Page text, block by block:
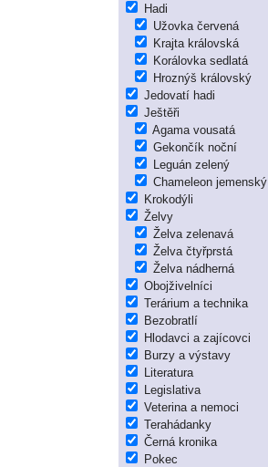
Hadi
Užovka červená
Krajta královská
Korálovka sedlatá
Hroznýš královský
Jedovatí hadi
Ještěři
Agama vousatá
Gekončík noční
Leguán zelený
Chameleon jemenský
Krokodýli
Želvy
Želva zelenavá
Želva čtyřprstá
Želva nádherná
Obojživelníci
Terárium a technika
Bezobratlí
Hlodavci a zajícovci
Burzy a výstavy
Literatura
Legislativa
Veterina a nemoci
Terahádanky
Černá kronika
Pokec